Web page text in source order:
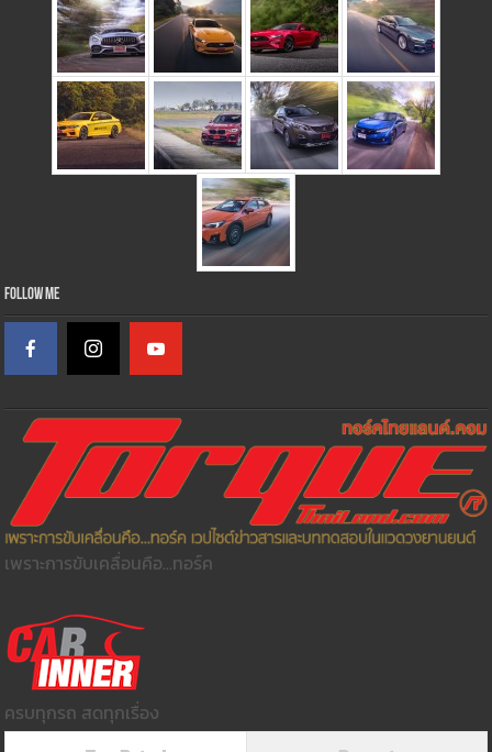
Follow Me
เพราะการขับเคลื่อนคือ...ทอร์ค
ครบทุกรถ สดทุกเรื่อง